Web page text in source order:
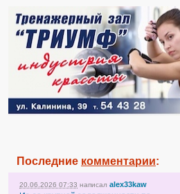
Последние комментарии:
20.06.2026 07:33 написал alex33kaw